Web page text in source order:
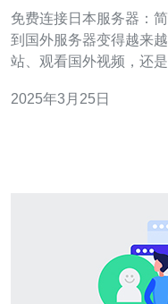
免费连接日本服务器：简单指南 随着互联网
到国外服务器变得越来
站、观看国外视频，还
日本服务器的简单方法。 VPN（Virtual Private Network，
2025年3月25日